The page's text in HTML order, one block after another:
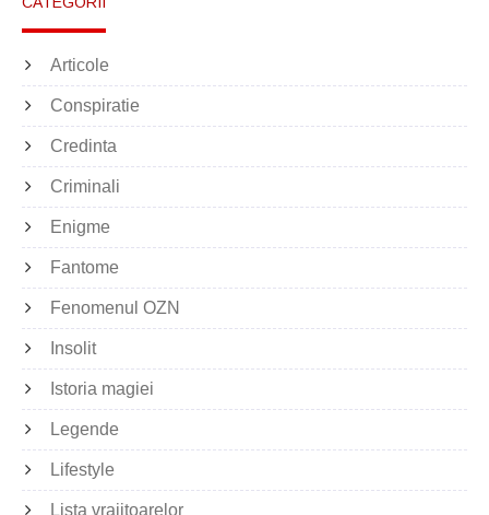
Articole
Conspiratie
Credinta
Criminali
Enigme
Fantome
Fenomenul OZN
Insolit
Istoria magiei
Legende
Lifestyle
Lista vrajitoarelor